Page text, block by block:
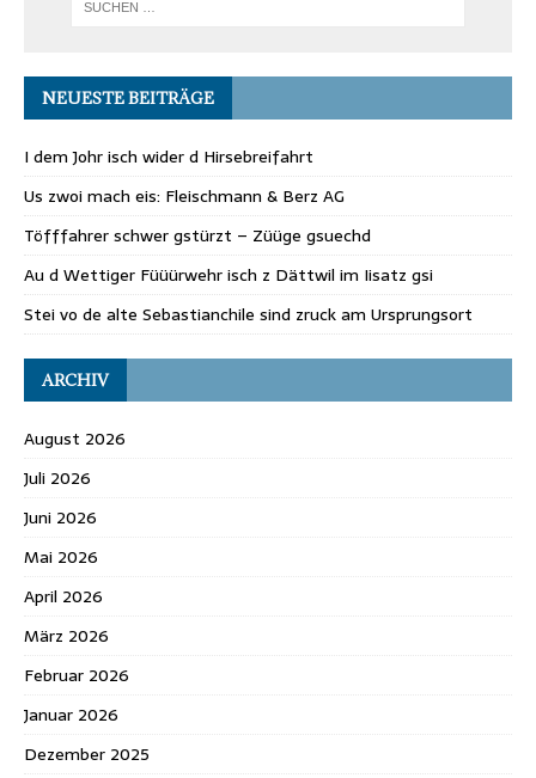
NEUESTE BEITRÄGE
I dem Johr isch wider d Hirsebreifahrt
Us zwoi mach eis: Fleischmann & Berz AG
Töfffahrer schwer gstürzt – Züüge gsuechd
Au d Wettiger Füüürwehr isch z Dättwil im Iisatz gsi
Stei vo de alte Sebastianchile sind zruck am Ursprungsort
ARCHIV
August 2026
Juli 2026
Juni 2026
Mai 2026
April 2026
März 2026
Februar 2026
Januar 2026
Dezember 2025